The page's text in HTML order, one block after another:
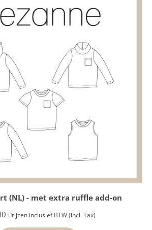
(NL) - met extra ruffle add-on
Prijzen inclusief BTW (incl. Tax)